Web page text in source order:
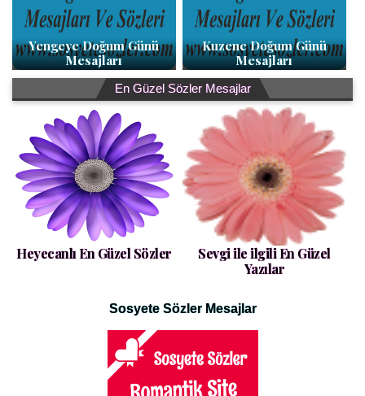
Yengeye Doğum Günü
Mesajları
Kuzene Doğum Günü
Mesajları
En Güzel Sözler Mesajlar
Heyecanlı En Güzel Sözler
Sevgi ile ilgili En Güzel
Yazılar
Sosyete Sözler Mesajlar